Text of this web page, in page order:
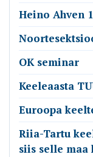
Heino Ahven
OK seminar
Keeleaasta
Euroopa
Riia-Tartu
siis selle maa